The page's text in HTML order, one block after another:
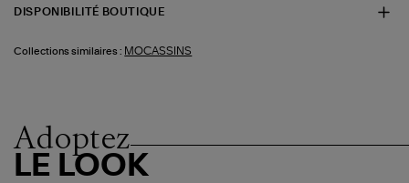
DISPONIBILITÉ BOUTIQUE
Collections similaires : MOCASSINS
Adoptez
LE LOOK